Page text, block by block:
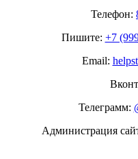
Телефон:
Пишите: +7
Email:
Телеграмм:
Администрация